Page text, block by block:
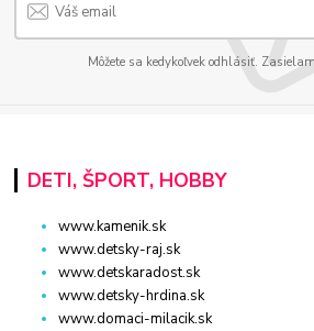
Môžete sa kedykoľvek odhlásiť.
DETI, ŠPORT, HOBBY
www.kamenik.sk
www.detsky-raj.sk
www.detskaradost.sk
www.detsky-hrdina.sk
www.domaci-milacik.sk